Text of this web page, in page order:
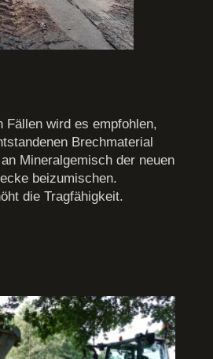
Fällen wird es empfohlen,
Brechmaterial
Mineralgemisch der neuen
beizumischen.
die Tragfähigkeit.